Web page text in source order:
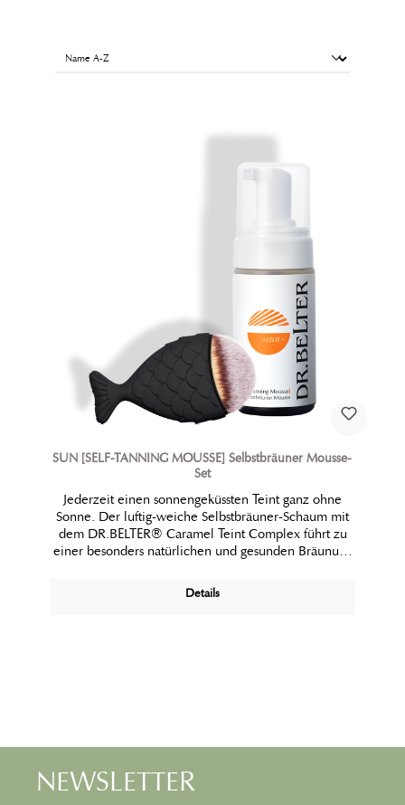
SUN [SELF-TANNING MOUSSE] Selbstbräuner Mousse-
Set
Jederzeit einen sonnengeküssten Teint ganz ohne
Sonne. Der luftig-weiche Selbstbräuner-Schaum mit
dem DR.BELTER® Caramel Teint Complex führt zu
einer besonders natürlichen und gesunden Bräunung
kontrolliert und stufenweise den Bräunungsgrad, der
zu Ihnen passt. Produktfolder Selbstbräuner
Details
NEWSLETTER